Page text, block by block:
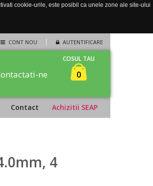
cookie-urile, este posibil ca unele zone ale site-ului
CONT NOU AUTENTIFICARE
ne
COSUL TAU
0
Contact Achizitii SEAP
4